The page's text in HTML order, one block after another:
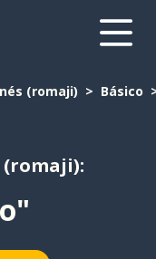
(romaji) Básico
(romaji):